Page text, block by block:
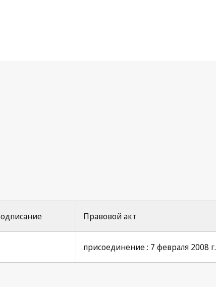
Правовой акт
присоединение : 7 февраля 2008 г.